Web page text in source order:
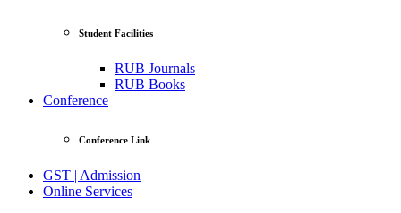
Student Facilities
RUB Journals
RUB Books
Conference
Conference Link
GST | Admission
Online Services